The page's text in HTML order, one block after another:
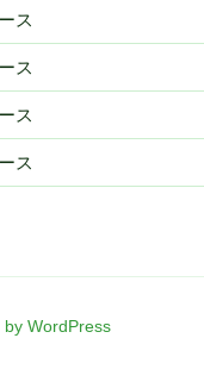
ス
ス
ス
ス
WordPress